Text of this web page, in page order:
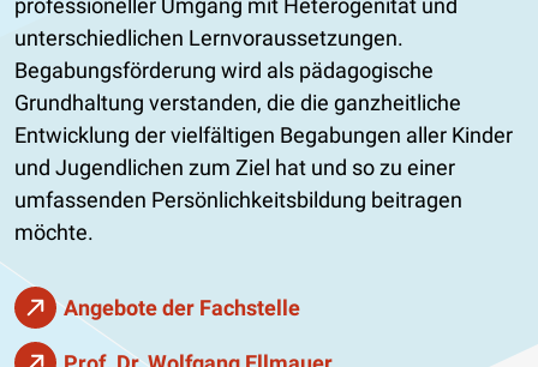
professioneller Umgang mit Heterogenität und
unterschiedlichen Lernvoraussetzungen.
Begabungsförderung wird als pädagogische
Grundhaltung verstanden, die die ganzheitliche
Entwicklung der vielfältigen Begabungen aller Kinder
und Jugendlichen zum Ziel hat und so zu einer
umfassenden Persönlichkeitsbildung beitragen
möchte.
Angebote der Fachstelle